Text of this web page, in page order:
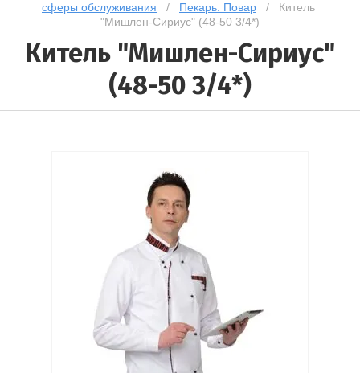
сферы обслуживания
   /
Пекарь. Повар
   /   Китель
"Мишлен-Сириус" (48-50 3/4*)
Китель "Мишлен-Сириус"
(48-50 3/4*)